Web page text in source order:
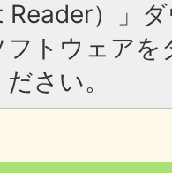
）」
トウェア
さい。